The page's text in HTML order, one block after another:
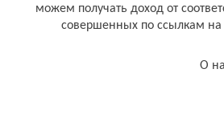
можем получать доход от
совершенных по ссылкам
О